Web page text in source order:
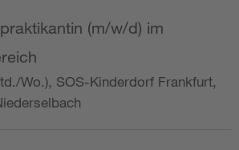
(m/w/d) im
Wo.), SOS-Kinderdorf Frankfurt,